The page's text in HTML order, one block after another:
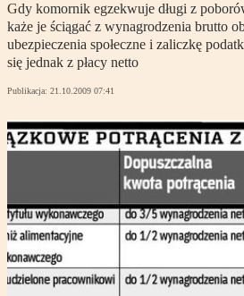
Gdy komornik egzekwuje długi z
każe je ściągać z wynagrodzenia brutto
ubezpieczenia społeczne i zaliczkę
się jednak z płacy netto
Publikacja: 21.10.2009 07:41